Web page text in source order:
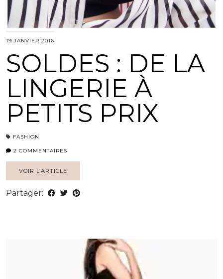
19 JANVIER 2016
SOLDES : DE LA
LINGERIE À
PETITS PRIX
FASHION
2 COMMENTAIRES
VOIR L’ARTICLE
Partager: